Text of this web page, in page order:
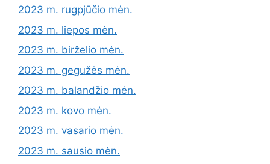
2023 m. rugpjūčio mėn.
2023 m. liepos mėn.
2023 m. birželio mėn.
2023 m. gegužės mėn.
2023 m. balandžio mėn.
2023 m. kovo mėn.
2023 m. vasario mėn.
2023 m. sausio mėn.